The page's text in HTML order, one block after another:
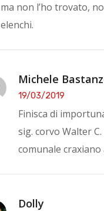
ma non l’ho trovato,
elenchi.
Michele
19/03/2019
Finisca di
sig. corvo Walter
comunale craxiano
Dolly